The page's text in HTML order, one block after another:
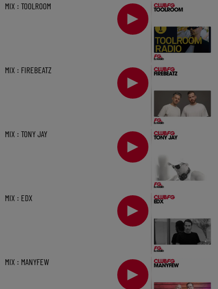
MIX : TOOLROOM
MIX : FIREBEATZ
MIX : TONY JAY
MIX : EDX
MIX : MANYFEW